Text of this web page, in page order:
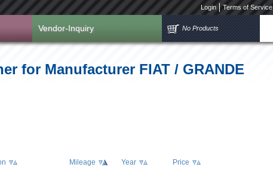
Login Terms of Service
Vendor-Inquiry No Products
for Manufacturer FIAT / GRANDE
Mileage Year Price